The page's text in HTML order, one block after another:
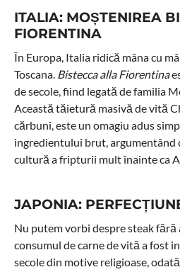
ITALIA: MOȘTENIREA
FIORENTINA
În Europa, Italia ridică mâna cu
Toscana. Bistecca alla Fiorentina
de secole, fiind legată de familia
Această tăietură masivă de vită
cărbuni, este un omagiu adus
ingredientului brut, argumentând
cultură a fripturii mult înainte ca
JAPONIA:
Nu putem vorbi despre steak fără
consumul de carne de vită a fost
secole din motive religioase,